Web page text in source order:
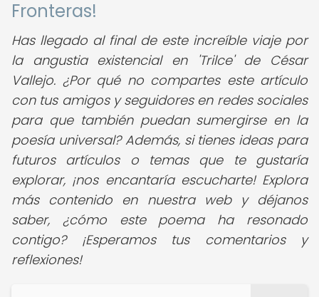
Fronteras!
Has llegado al final de este increíble viaje por
la angustia existencial en 'Trilce' de César
Vallejo. ¿Por qué no compartes este artículo
con tus amigos y seguidores en redes sociales
para que también puedan sumergirse en la
poesía universal? Además, si tienes ideas para
futuros artículos o temas que te gustaría
explorar, ¡nos encantaría escucharte! Explora
más contenido en nuestra web y déjanos
saber, ¿cómo este poema ha resonado
contigo? ¡Esperamos tus comentarios y
reflexiones!